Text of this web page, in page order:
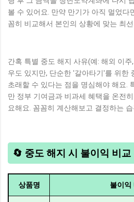
볼 수 있어요. 만약 만기가 아직 멀었다
꼼히 비교해서 본인의 상황에 맞는 최
간혹 특별 중도 해지 사유(예: 해외 이
우도 있지만, 단순한 '갈아타기'를 위한
초래할 수 있다는 점을 명심해야 해요.
만 정부 기여금과 비과세 혜택을 온전
요해요. 꼼꼼히 계산해보고 결정하는
🔄 중도 해지 시 불이익 비교
상품명 불이익